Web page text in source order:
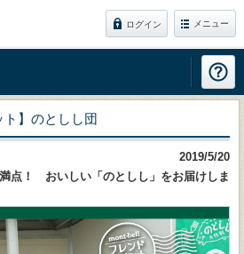
ログイン メニュー
ト】のとしし団
2019/5/20
点！ おいしい「のとしし」をお届けしま